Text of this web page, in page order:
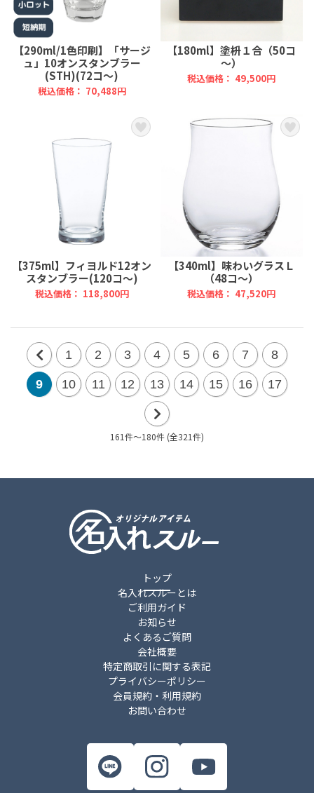
【290ml/1色印刷】「サージ
ュ」10オンスタンブラー
(STH)(72コ～)
税込価格： 70,488円
【180ml】塗枡１合（50コ
～）
税込価格： 49,500円
【375ml】フィヨルド12オン
スタンブラー(120コ～)
税込価格： 118,800円
【340ml】味わいグラスＬ
（48コ～）
税込価格： 47,520円
前
1 2 3 4 5 6 7 8
9 10 11 12 13 14 15 16 17
次
161件～180件 (全321件)
トップ
名入れスルーとは
ご利用ガイド
お知らせ
よくあるご質問
会社概要
特定商取引に関する表記
プライバシーポリシー
会員規約・利用規約
お問い合わせ